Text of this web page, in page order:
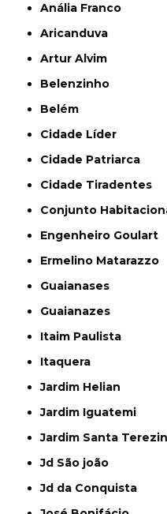
Anália Franco
Aricanduva
Artur Alvim
Belenzinho
Belém
Cidade Líder
Cidade Patriarca
Cidade Tiradentes
Conjunto
Engenheiro Goulart
Ermelino Matarazzo
Guaianases
Guaianazes
Itaim Paulista
Itaquera
Jardim Helian
Jardim Iguatemi
Jardim Santa
Jd São joão
Jd da Conquista